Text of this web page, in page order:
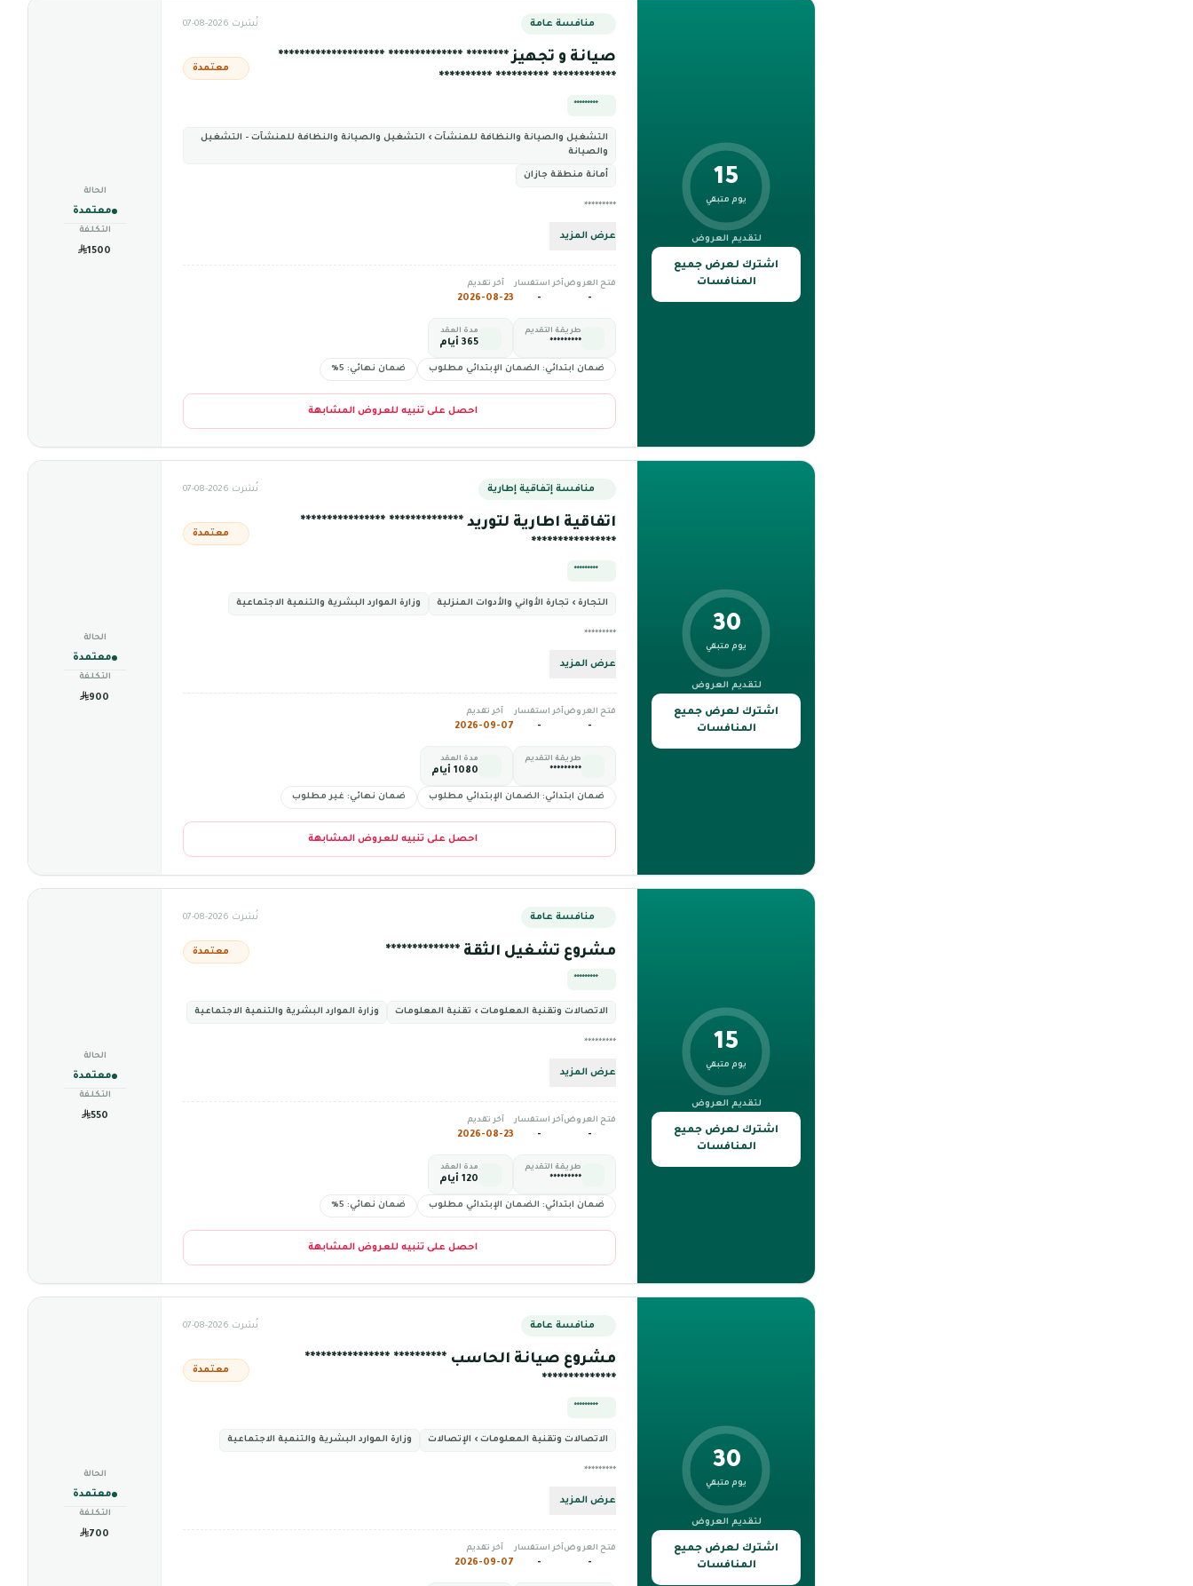
15
يوم متبقي
لتقديم العروض
اشترك لعرض جميع
المنافسات
منافسة عامة نُشرت 2026-08-07
صيانة و تجهيز ******** ************** ********************
************ ********** **********
معتمدة
*********
التشغيل والصيانة والنظافة للمنشآت › التشغيل والصيانة والنظافة للمنشآت - التشغيل
والصيانة
أمانة منطقة جازان
*********
عرض المزيد
فتح العروض
-
آخر استفسار
-
آخر تقديم
2026-08-23
طريقة التقديم
*********
مدة العقد
365 أيام
ضمان ابتدائي: الضمان الإبتدائي مطلوب ضمان نهائي: 5%
احصل على تنبيه للعروض المشابهة
الحالة
معتمدة
التكلفة
1500
30
يوم متبقي
لتقديم العروض
اشترك لعرض جميع
المنافسات
منافسة إتفاقية إطارية نُشرت 2026-08-07
اتفاقية اطارية لتوريد ************** ****************
****************
معتمدة
*********
التجارة › تجارة الأواني والأدوات المنزلية وزارة الموارد البشرية والتنمية الاجتماعية
*********
عرض المزيد
فتح العروض
-
آخر استفسار
-
آخر تقديم
2026-09-07
طريقة التقديم
*********
مدة العقد
1080 أيام
ضمان ابتدائي: الضمان الإبتدائي مطلوب ضمان نهائي: غير مطلوب
احصل على تنبيه للعروض المشابهة
الحالة
معتمدة
التكلفة
900
15
يوم متبقي
لتقديم العروض
اشترك لعرض جميع
المنافسات
منافسة عامة نُشرت 2026-08-07
مشروع تشغيل الثقة ************** معتمدة
*********
الاتصالات وتقنية المعلومات › تقنية المعلومات وزارة الموارد البشرية والتنمية الاجتماعية
*********
عرض المزيد
فتح العروض
-
آخر استفسار
-
آخر تقديم
2026-08-23
طريقة التقديم
*********
مدة العقد
120 أيام
ضمان ابتدائي: الضمان الإبتدائي مطلوب ضمان نهائي: 5%
احصل على تنبيه للعروض المشابهة
الحالة
معتمدة
التكلفة
550
30
يوم متبقي
لتقديم العروض
اشترك لعرض جميع
المنافسات
منافسة عامة نُشرت 2026-08-07
مشروع صيانة الحاسب ********** ****************
**************
معتمدة
*********
الاتصالات وتقنية المعلومات › الإتصالات وزارة الموارد البشرية والتنمية الاجتماعية
*********
عرض المزيد
فتح العروض
-
آخر استفسار
-
آخر تقديم
2026-09-07
الحالة
معتمدة
التكلفة
700